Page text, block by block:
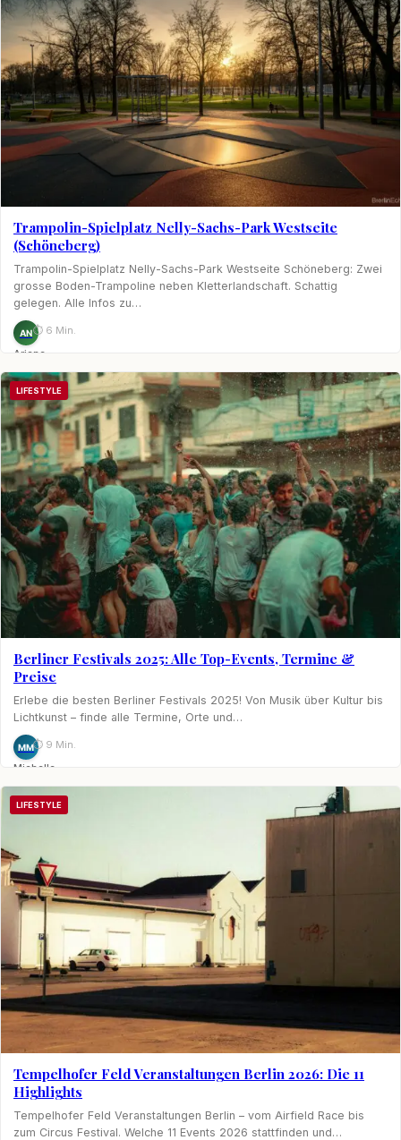
Trampolin-Spielplatz Nelly-Sachs-Park Westseite
(Schöneberg)
Trampolin-Spielplatz Nelly-Sachs-Park Westseite Schöneberg: Zwei
grosse Boden-Trampoline neben Kletterlandschaft. Schattig
gelegen. Alle Infos zu…
AN
Ariane
Nagel
⏱ 6 Min.
LIFESTYLE
Berliner Festivals 2025: Alle Top-Events, Termine &
Preise
Erlebe die besten Berliner Festivals 2025! Von Musik über Kultur bis
Lichtkunst – finde alle Termine, Orte und…
MM
Michelle
Möhring
⏱ 9 Min.
LIFESTYLE
Tempelhofer Feld Veranstaltungen Berlin 2026: Die 11
Highlights
Tempelhofer Feld Veranstaltungen Berlin – vom Airfield Race bis
zum Circus Festival. Welche 11 Events 2026 stattfinden und…